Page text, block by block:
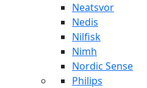
Neatsvor
Nedis
Nilfisk
Nimh
Nordic Sense
Philips